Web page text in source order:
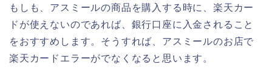
もしも、アスミールの商品を購入する時に、楽天カー
ドが使えないのであれば、銀行口座に入金されること
をおすすめします。そうすれば、アスミールのお店で
楽天カードエラーがでなくなると思います。